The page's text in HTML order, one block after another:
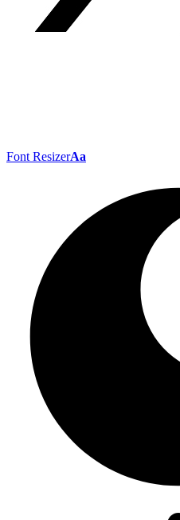
Font ResizerAa